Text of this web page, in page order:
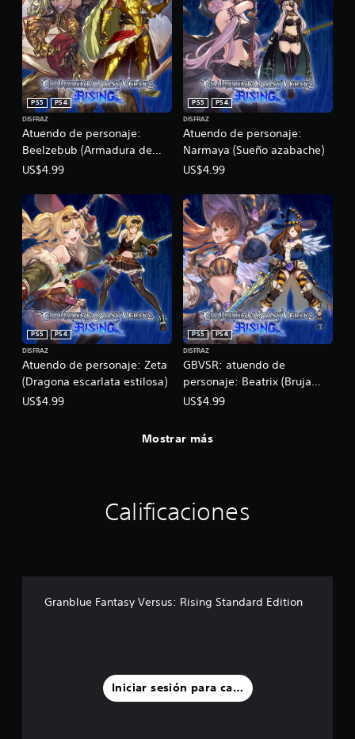
Atuendo de personaje:
Beelzebub (Armadura de
gobernante áureo)
PS5
PS4
DISFRAZ
US$4.99
Atuendo de personaje:
Narmaya (Sueño azabache)
PS5
PS4
DISFRAZ
US$4.99
Atuendo de personaje: Zeta
(Dragona escarlata estilosa)
PS5
PS4
DISFRAZ
US$4.99
GBVSR: atuendo de
personaje: Beatrix (Bruja
índigo)
PS5
PS4
DISFRAZ
US$4.99
Mostrar más
Calificaciones
Granblue Fantasy Versus: Rising Standard Edition
Iniciar sesión para calificar